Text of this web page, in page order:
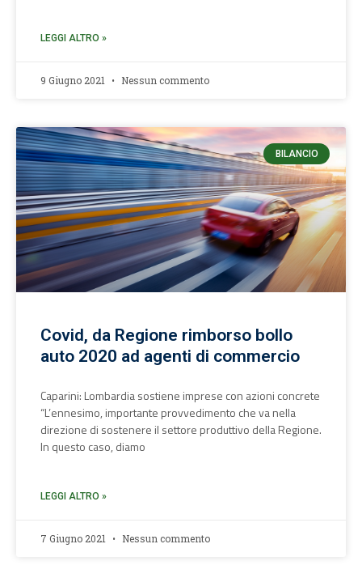
LEGGI ALTRO »
9 Giugno 2021 Nessun commento
BILANCIO
Covid, da Regione rimborso bollo
auto 2020 ad agenti di commercio
Caparini: Lombardia sostiene imprese con azioni concrete
“L’ennesimo, importante provvedimento che va nella
direzione di sostenere il settore produttivo della Regione.
In questo caso, diamo
LEGGI ALTRO »
7 Giugno 2021 Nessun commento